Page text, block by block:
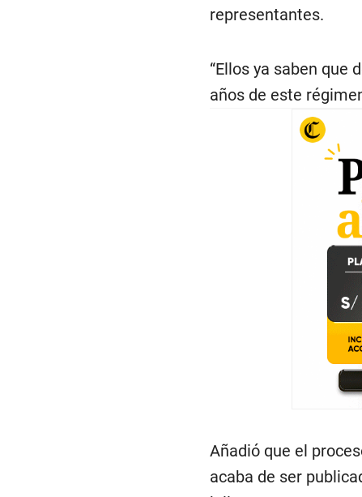
representantes.
“Ellos ya saben que
años de este
Añadió que el
acaba de ser